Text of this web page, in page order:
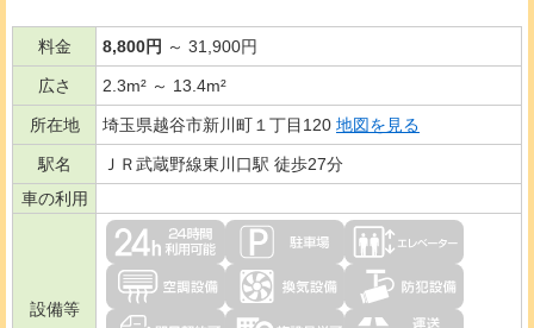
料金 8,800円 ～ 31,900円
広さ 2.3m² ～ 13.4m²
所在地 埼玉県越谷市新川町１丁目120 地図を見る
駅名
ＪＲ武蔵野線東川口駅 徒歩27分
車の利用
設備等